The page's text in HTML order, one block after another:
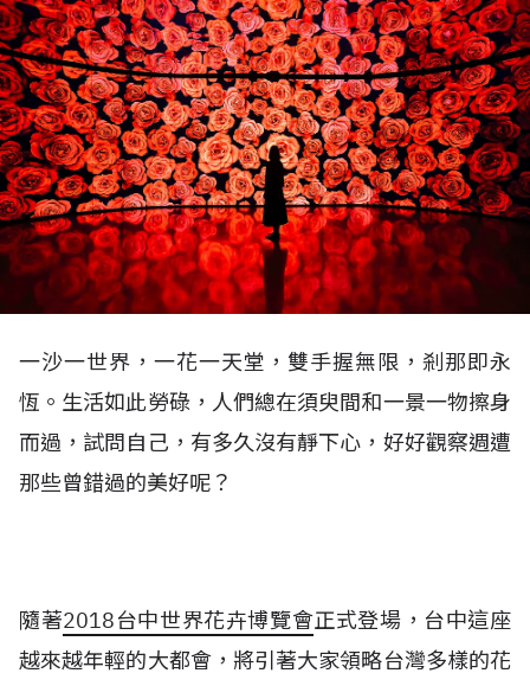
一沙一世界，一花一天堂，雙手握無限，剎那即永
恆。生活如此勞碌，人們總在須臾間和一景一物擦身
而過，試問自己，有多久沒有靜下心，好好觀察週遭
那些曾錯過的美好呢？
隨著2018台中世界花卉博覽會正式登場，台中這座
越來越年輕的大都會，將引著大家領略台灣多樣的花